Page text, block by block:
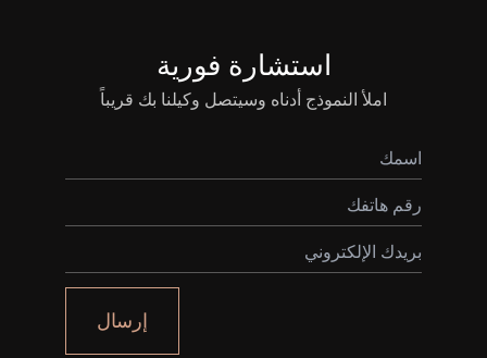
استشارة فورية
املأ النموذج أدناه وسيتصل وكيلنا بك قريباً
إرسال